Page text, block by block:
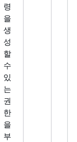
령
을
생
성
할
수
있
는
권
한
을
부